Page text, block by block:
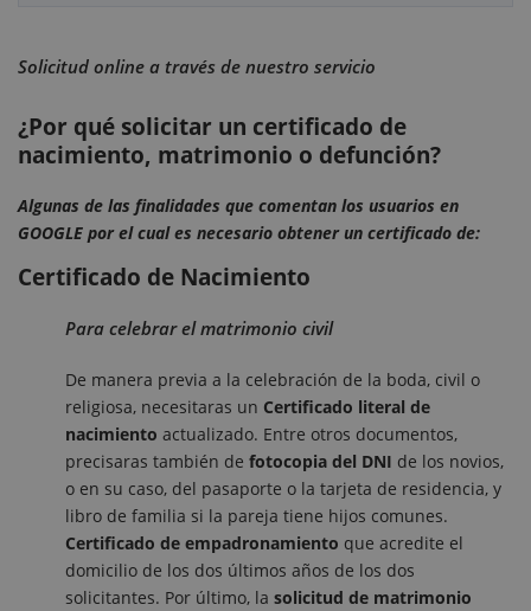
Solicitud online a través de nuestro servicio
¿Por qué solicitar un certificado de
nacimiento, matrimonio o defunción?
Algunas de las finalidades que comentan los usuarios en
GOOGLE por el cual es necesario obtener un certificado de:
Certificado de Nacimiento
Para celebrar el matrimonio civil
De manera previa a la celebración de la boda, civil o
religiosa, necesitaras un Certificado literal de
nacimiento actualizado. Entre otros documentos,
precisaras también de fotocopia del DNI de los novios,
o en su caso, del pasaporte o la tarjeta de residencia, y
libro de familia si la pareja tiene hijos comunes.
Certificado de empadronamiento que acredite el
domicilio de los dos últimos años de los dos
solicitantes. Por último, la solicitud de matrimonio